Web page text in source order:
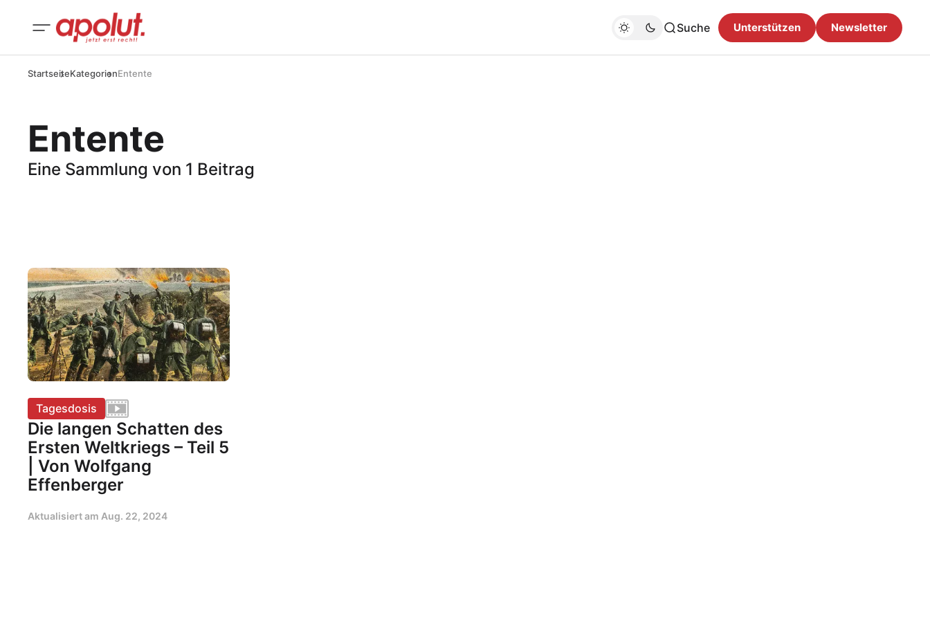
Suche Unterstützen Newsletter
StartseiteKategorienEntente
Entente
Eine Sammlung von 1 Beitrag
Tagesdosis
Die langen Schatten des
Ersten Weltkriegs – Teil 5
| Von Wolfgang
Effenberger
Aktualisiert am Aug. 22, 2024